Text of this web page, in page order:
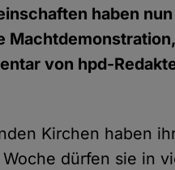
haben
von hpd-
Kirchen haben
dürfen sie in